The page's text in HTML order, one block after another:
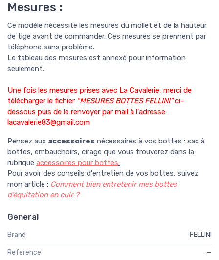
Mesures :
Ce modèle nécessite les mesures du mollet et de la hauteur
de tige avant de commander. Ces mesures se prennent par
téléphone sans problème.
Le tableau des mesures est annexé pour information
seulement.
Une fois les mesures prises avec La Cavalerie, merci de
télécharger le fichier "MESURES BOTTES FELLINI"ci-
dessous puis de le renvoyer par mail à l'adresse :
lacavalerie83@gmail.com
Pensez aux accessoires nécessaires à vos bottes : sac à
bottes, embauchoirs, cirage que vous trouverez dans la
rubrique accessoires pour bottes.
Pour avoir des conseils d'entretien de vos bottes, suivez
mon article : Comment bien entretenir mes bottes
d’équitation en cuir ?
General
Brand FELLINI
Reference —